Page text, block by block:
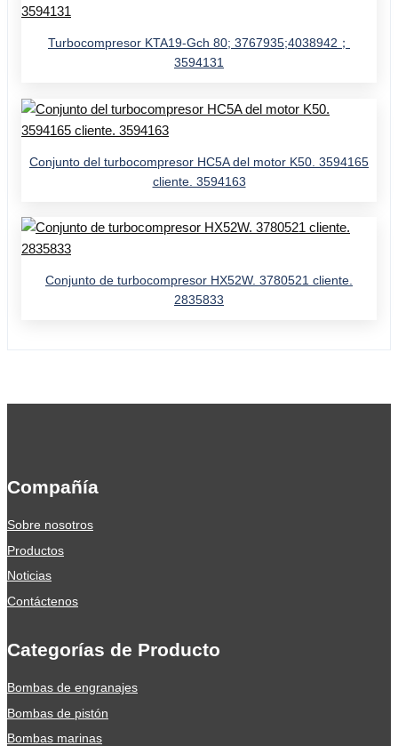
Turbocompresor KTA19-Gch 80; 3767935;4038942；
3594131
Conjunto del turbocompresor HC5A del motor K50. 3594165
cliente. 3594163
Conjunto de turbocompresor HX52W. 3780521 cliente.
2835833
Compañía
Sobre nosotros
Productos
Noticias
Contáctenos
Categorías de Producto
Bombas de engranajes
Bombas de pistón
Bombas marinas